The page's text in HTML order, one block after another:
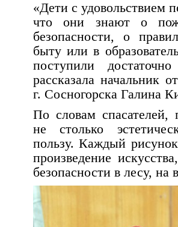
«Дети с удовольствием
что они знают о
безопасности, о
быту или в
поступили
рассказала начальник
г. Сосногорска Галина
По словам спасателей,
не столько
пользу. Каждый
произведение
безопасности в лесу, на